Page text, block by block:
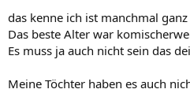
das kenne ich ist manchmal
Das beste Alter war
Es muss ja auch nicht sein das
Meine Töchter haben es auch